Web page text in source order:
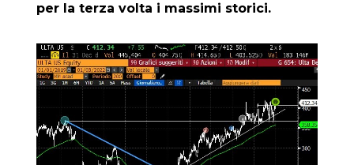
per la terza volta i massimi storici.